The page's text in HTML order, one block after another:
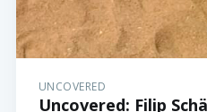
UNCOVERED
Uncovered: Filip